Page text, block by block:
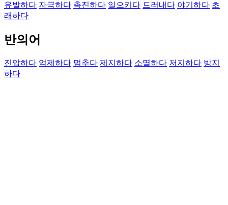
유발하다 자극하다 촉진하다 일으키다 드러내다 야기하다 초
래하다
반의어
진압하다 억제하다 멈추다 제지하다 소멸하다 저지하다 방지
하다